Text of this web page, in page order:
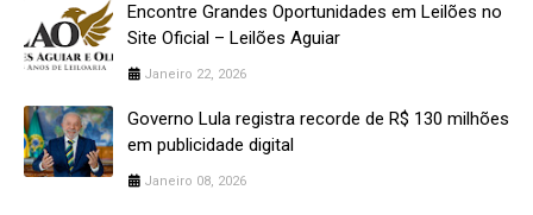
Encontre Grandes Oportunidades em Leilões no
Site Oficial – Leilões Aguiar
Janeiro 22, 2026
Governo Lula registra recorde de R$ 130 milhões
em publicidade digital
Janeiro 08, 2026